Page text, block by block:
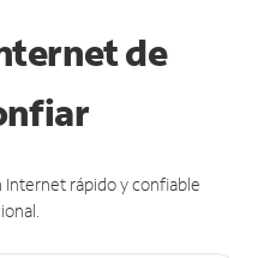
de
Internet rápido y confiable